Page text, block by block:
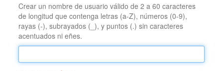
Crear un nombre de usuario válido de 2 a 60 caracteres
de longitud que contenga letras (a-Z), números (0-9),
rayas (-), subrayados (_), y puntos (.) sin caracteres
acentuados ni eñes.